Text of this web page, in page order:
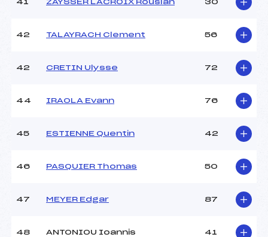
41 ZAYSSER LACROIX Rouslan 30
42 TALAYRACH Clement 56
42 CRETIN Ulysse 72
44 IRAOLA Evann 76
45 ESTIENNE Quentin 42
46 PASQUIER Thomas 50
47 MEYER Edgar 87
48 ANTONIOU Ioannis 41